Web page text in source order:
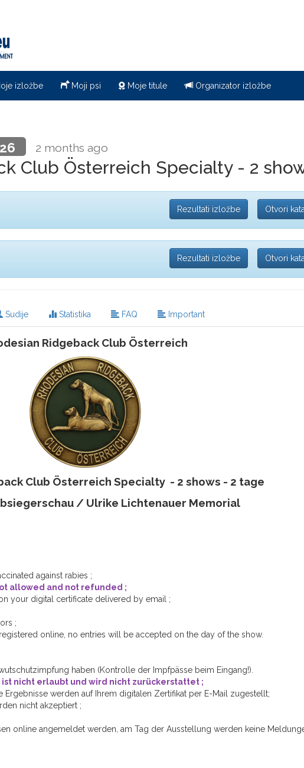
izložbe Moji psi Moje titule Organizator izložbe
2 months ago
Club Österreich Specialty - 2
Rezultati izložbe Otvori
Rezultati izložbe Otvori
Sudije Statistika FAQ Important
Ridgeback Club Österreich
Club Österreich Specialty - 2 shows - 2 tage
/ Ulrike Lichtenauer Memorial
against rabies ;
allowed and not refunded ;
your digital certificate delivered by email ;
;
online, no entries will be accepted on the day of the show.
haben (Kontrolle der Impfpässe beim Eingang!).
nicht erlaubt und wird nicht zurückerstattet ;
werden auf Ihrem digitalen Zertifikat per E-Mail zugestellt;
nicht akzeptiert ;
online angemeldet werden, am Tag der Ausstellung werden keine